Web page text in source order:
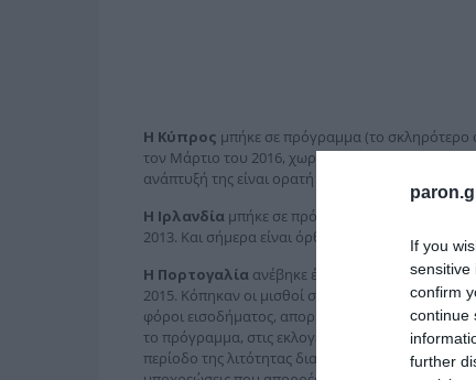
If you
sensitive
confirm
continue
further
Η Κύπρος μπήκε σε πρόγραμμα (το σκληρότερο
τον Μάρτιο του 2016, χωρίς να
ανάπτυξή της είναι ορατή όπου και να κοιτάξεις.
Η Ιρλανδία μπήκε σε πρόγραμμα προσαρμογής
2013. Και σήμερα είναι όρθια και προχωράει.
Η Πορτογαλία ανέβηκε έναν Γολγοθά με τις
2015. Κόπηκαν οι μισθοί στο Δημόσιο, οι
φόροι εισοδήματος, απορρυθμίστηκε η αγορά
το πρόγραμμα, στις εκλογές δε που έγιναν το
περίοδο της λιτότητας διαδέχθηκε η περίοδος